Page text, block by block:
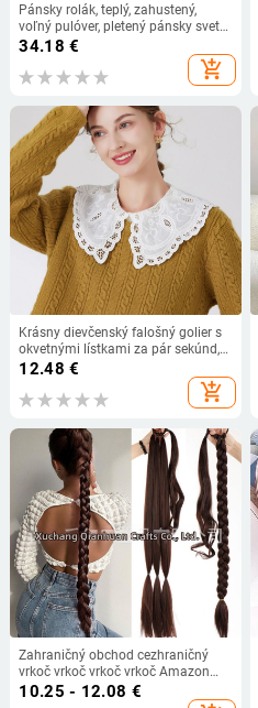
Pánsky rolák, teplý, zahustený,
voľný pulóver, pletený pánsky sveter,
veľkoobchod 2023
34.18 €
add_shopping_cart
Krásny dievčenský falošný golier s
okvetnými lístkami za pár sekúnd,
hravý a roztomilý biely bavlnený
cezhraničný výrobca, veľkoobchod
12.48 €
add_shopping_cart
Zahraničný obchod cezhraničný
vrkoč vrkoč vrkoč vrkoč Amazon
najpredávanejší trojprameňový
10.25 - 12.08 €